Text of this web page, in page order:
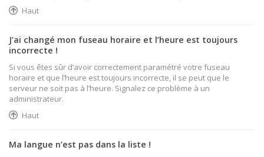
Haut
J’ai changé mon fuseau horaire et l’heure est toujours
incorrecte !
Si vous êtes sûr d’avoir correctement paramétré votre fuseau
horaire et que l’heure est toujours incorrecte, il se peut que le
serveur ne soit pas à l’heure. Signalez ce problème à un
administrateur.
Haut
Ma langue n’est pas dans la liste !